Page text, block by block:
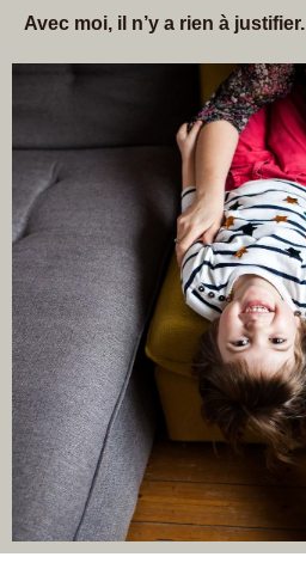
Avec moi, il n’y a rien à justifier.